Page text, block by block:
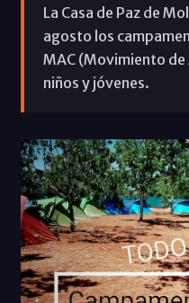
La Casa de Paz de
agosto los
MAC (Movimiento
niños y jóvenes.